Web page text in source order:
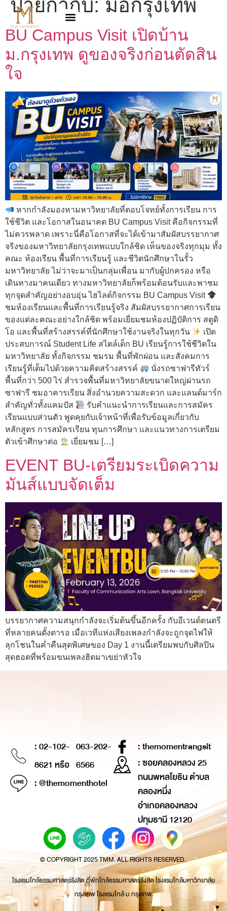
ป้ายกำกับ: มอกรุงเทพ
BU Campus Visit เปิดบ้าน
ม.กรุงเทพ ดูของจริงก่อนตัดสิน
ใจ
หากกำลังมองหามหาวิทยาลัยที่ตอบโจทย์ทั้งการเรียน การ
ใช้ชีวิต และโอกาสในอนาคต BU Campus Visit คือกิจกรรมที่
ไม่ควรพลาด เพราะนี่คือโอกาสที่จะได้เข้ามาสัมผัสบรรยากาศ
จริงของมหาวิทยาลัยกรุงเทพแบบใกล้ชิด เห็นของจริงทุกมุม ทั้ง
คณะ ห้องเรียน พื้นที่การเรียนรู้ และชีวิตนักศึกษาในรั้ว
มหาวิทยาลัย ไม่ว่าจะมาเป็นกลุ่มเพื่อน มากับผู้ปกครอง หรือ
เดินทางมาคนเดียว ทางมหาวิทยาลัยก็พร้อมต้อนรับและพาชม
ทุกจุดสำคัญอย่างอบอุ่น ไฮไลต์กิจกรรม BU Campus Visit
ชมห้องเรียนและพื้นที่การเรียนรู้จริง สัมผัสบรรยากาศการเรียน
ของแต่ละคณะอย่างใกล้ชิด พร้อมเยี่ยมชมห้องปฏิบัติการ สตูดิ
โอ และพื้นที่สร้างสรรค์ที่นักศึกษาใช้งานจริงในทุกวัน
เปิด
ประสบการณ์ Student Life สไตล์เด็ก BU เรียนรู้การใช้ชีวิตใน
มหาวิทยาลัย ทั้งกิจกรรม ชมรม พื้นที่พักผ่อน และสังคมการ
เรียนรู้ที่เต็มไปด้วยความคิดสร้างสรรค์
นั่งรถซาฟารีทัวร์
พื้นที่กว่า 500 ไร่ สำรวจพื้นที่มหาวิทยาลัยขนาดใหญ่ผ่านรถ
ซาฟารี ชมอาคารเรียน สิ่งอำนวยความสะดวก และแลนด์มาร์ก
สำคัญทั่วทั้งแคมปัส
รับคำแนะนำการเรียนและการสมัคร
เรียนแบบส่วนตัว พูดคุยกับเจ้าหน้าที่เพื่อรับข้อมูลเกี่ยวกับ
หลักสูตร การสมัครเรียน ทุนการศึกษา และแนวทางการเตรียม
ตัวเข้าศึกษาต่อ
เยี่ยมชม […]
EVENT BU-เตรียมระเบิดความ
มันส์แบบจัดเต็ม
บรรยากาศความสนุกกำลังจะเริ่มต้นขึ้นอีกครั้ง กับอีเวนต์ดนตรี
ที่หลายคนตั้งตารอ เมื่อเวทีแห่งเสียงเพลงกำลังจะถูกจุดไฟให้
ลุกโชนในค่ำคืนสุดพิเศษของ Day 1 งานนี้เตรียมพบกับศิลปิน
สุดฮอตที่พร้อมขนเพลงฮิตมาเขย่าหัวใจ
: 02-102-
8621 หรือ
063-202-
6566
: @themomenthotel
: themomentrangsit
: ซอยคลองหลวง 25
ถนนพหลโยธิน ตำบล
คลองหนึ่ง
อำเภอคลองหลวง
ปทุมธานี 12120
© COPYRIGHT 2025 TMM. ALL RIGHTS RESERVED.
โรงแรมใกล้ธรรมศาสตร์รังสิต ที่พักใกล้ธรรมศาสตร์รังสิต โรงแรมใกล้มหาวิทยาลัย
กรุงเทพ โรงแรมใกล้ ม กรุงเทพ